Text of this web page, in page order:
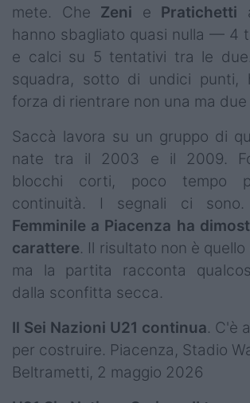
mete. Che Zeni e Pratichetti
hanno sbagliato quasi nulla — 4
e calci su 5 tentativi tra le
squadra, sotto di undici punti,
forza di rientrare non una ma due
Saccà lavora su un gruppo di
nate tra il 2003 e il 2009.
blocchi corti, poco tempo
continuità. I segnali ci sono.
Femminile a Piacenza ha
carattere. Il risultato non è
ma la partita racconta
dalla sconfitta secca.
Il Sei Nazioni U21 continua. C'è
per costruire. Piacenza, Stadio
Beltrametti, 2 maggio 2026